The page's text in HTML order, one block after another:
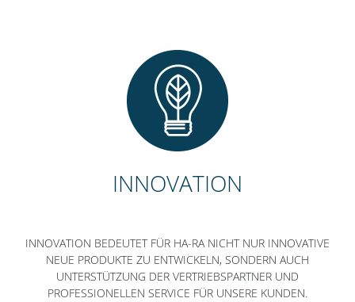
INNOVATION
INNOVATION BEDEUTET FÜR HA-RA NICHT NUR INNOVATIVE
NEUE PRODUKTE ZU ENTWICKELN, SONDERN AUCH
UNTERSTÜTZUNG DER VERTRIEBSPARTNER UND
PROFESSIONELLEN SERVICE FÜR UNSERE KUNDEN.